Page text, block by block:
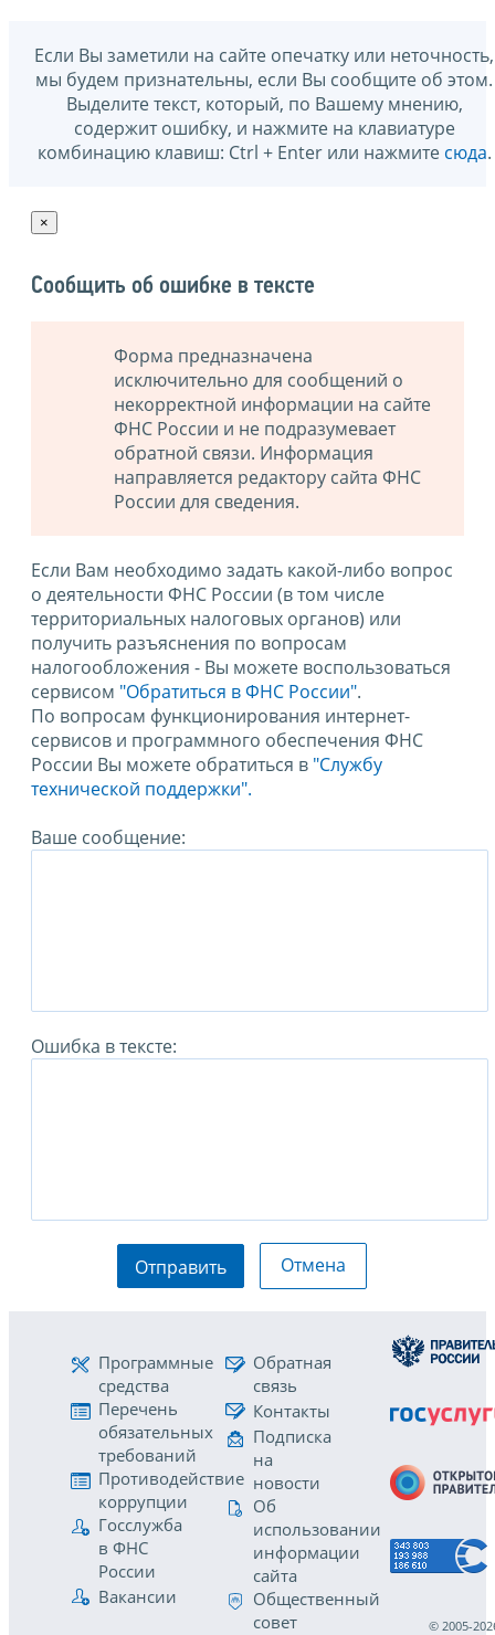
Если Вы заметили на сайте опечатку или неточность,
мы будем признательны, если Вы сообщите об этом.
Выделите текст, который, по Вашему мнению,
содержит ошибку, и нажмите на клавиатуре
комбинацию клавиш: Ctrl + Enter или нажмите сюда.
×
Сообщить об ошибке в тексте
Форма предназначена
исключительно для сообщений о
некорректной информации на сайте
ФНС России и не подразумевает
обратной связи. Информация
направляется редактору сайта ФНС
России для сведения.
Если Вам необходимо задать какой-либо вопрос
о деятельности ФНС России (в том числе
территориальных налоговых органов) или
получить разъяснения по вопросам
налогообложения - Вы можете воспользоваться
сервисом "Обратиться в ФНС России".
По вопросам функционирования интернет-
сервисов и программного обеспечения ФНС
России Вы можете обратиться в "Службу
технической поддержки".
Ваше сообщение:
Ошибка в тексте:
Отправить Отмена
Программные
средства
Перечень
обязательных
требований
Противодействие
коррупции
Госслужба
в ФНС
России
Вакансии
Обратная
связь
Контакты
Подписка
на
новости
Об
использовании
информации
сайта
Общественный
совет
© 2005-